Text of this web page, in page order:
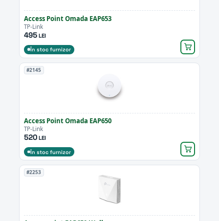
Access Point Omada EAP653
TP-Link
495LEI
În stoc furnizor
#2145
Access Point Omada EAP650
TP-Link
520LEI
În stoc furnizor
#2253